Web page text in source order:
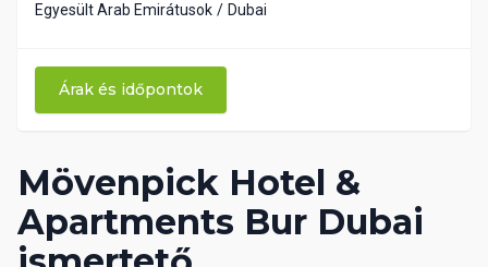
Mövenpick Hotel &
Apartments Bur Dubai
Egyesült Arab Emirátusok Dubai
Árak és időpontok